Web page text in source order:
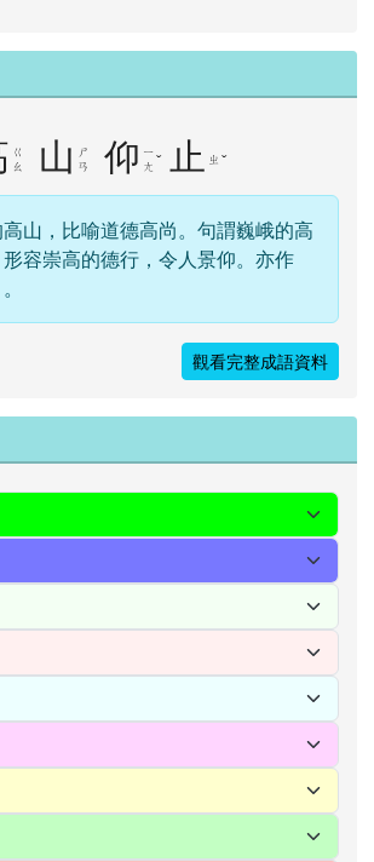
ㄍ
ㄠ
山
ㄕ
ㄢ
仰 ㄧ
ㄤ ˇ 止 ㄓ ˇ
山，比喻道德高尚。句謂巍峨的高
容崇高的德行，令人景仰。亦作
觀看完整成語資料